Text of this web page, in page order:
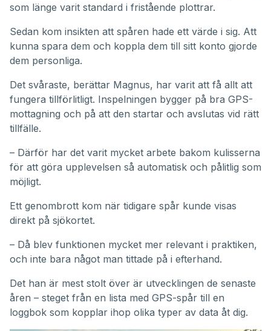
som länge varit standard i fristående plottrar.
Sedan kom insikten att spåren hade ett värde i sig. Att
kunna spara dem och koppla dem till sitt konto gjorde
dem personliga.
Det svåraste, berättar Magnus, har varit att få allt att
fungera tillförlitligt. Inspelningen bygger på bra GPS-
mottagning och på att den startar och avslutas vid rätt
tillfälle.
– Därför har det varit mycket arbete bakom kulisserna
för att göra upplevelsen så automatisk och pålitlig som
möjligt.
Ett genombrott kom när tidigare spår kunde visas
direkt på sjökortet.
– Då blev funktionen mycket mer relevant i praktiken,
och inte bara något man tittade på i efterhand.
Det han är mest stolt över är utvecklingen de senaste
åren – steget från en lista med GPS-spår till en
loggbok som kopplar ihop olika typer av data åt dig.